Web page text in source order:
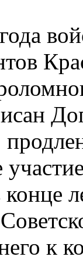
конце
к